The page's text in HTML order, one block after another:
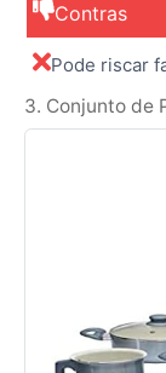
Contras
Pode riscar
3. Conjunto de